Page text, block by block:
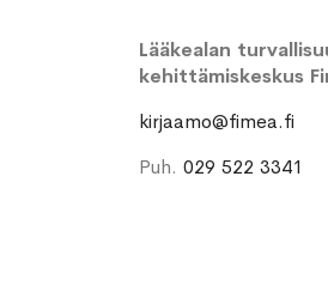
Lääkealan
kehittämiskeskus
kirjaamo@fimea.fi
Puh.029 522 3341